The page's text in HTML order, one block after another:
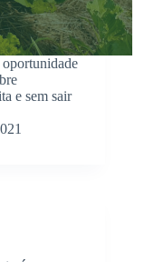
e sem sair